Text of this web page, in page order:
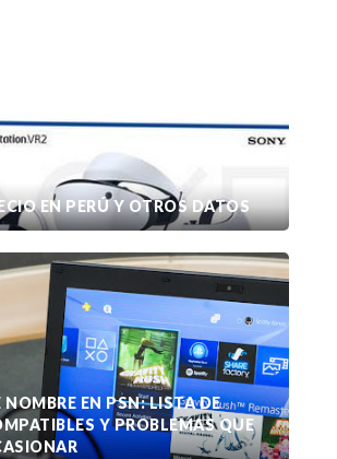
EN PERÚ Y OTROS DATOS
EN PSN: LISTA DE
Y PROBLEMAS QUE